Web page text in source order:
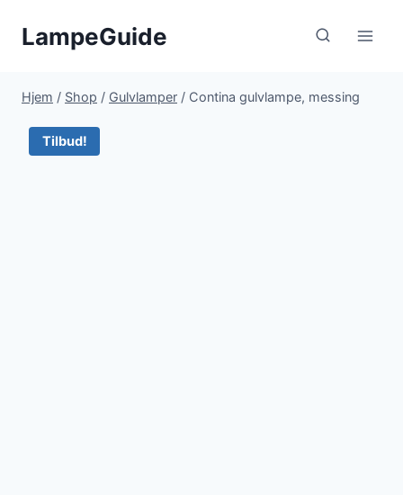
LampeGuide
Hjem / Shop / Gulvlamper / Contina gulvlampe, messing
Tilbud!